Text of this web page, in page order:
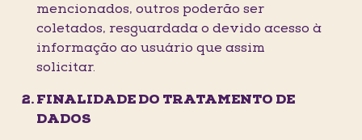
mencionados, outros poderão ser
coletados, resguardada o devido acesso à
informação ao usuário que assim
solicitar.
FINALIDADE DO TRATAMENTO DE
DADOS